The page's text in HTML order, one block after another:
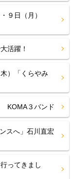
９日（月）
活躍！
）「くらやみ
KOMA３バンド
スへ」石川直宏
ってきまし